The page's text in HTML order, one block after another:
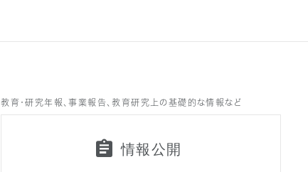
教育・研究年報、事業報告、教育研究上の基礎的な情報など
情報公開